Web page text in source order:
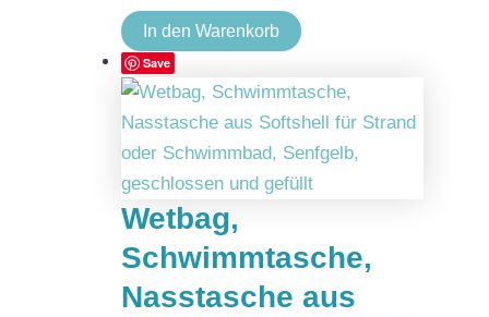
In den Warenkorb
Save
Wetbag,
Schwimmtasche,
Nasstasche aus